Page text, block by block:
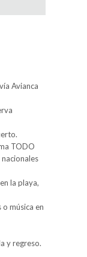
Avianca
TODO
la playa,
música en
y regreso.